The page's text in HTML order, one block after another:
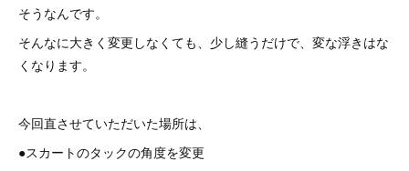
そうなんです。
そんなに大きく変更しなくても、少し縫うだけで、変な浮きはな
くなります。
今回直させていただいた場所は、
●スカートのタックの角度を変更